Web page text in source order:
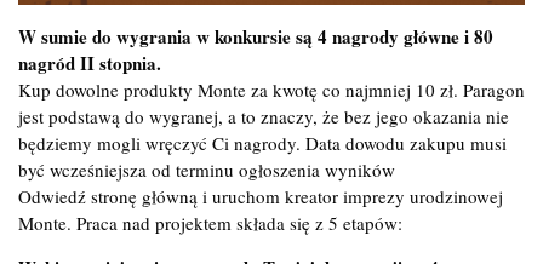
W sumie do wygrania w konkursie są 4 nagrody główne i 80
nagród II stopnia.
Kup dowolne produkty Monte za kwotę co najmniej 10 zł. Paragon
jest podstawą do wygranej, a to znaczy, że bez jego okazania nie
będziemy mogli wręczyć Ci nagrody. Data dowodu zakupu musi
być wcześniejsza od terminu ogłoszenia wyników
Odwiedź stronę główną i uruchom kreator imprezy urodzinowej
Monte. Praca nad projektem składa się z 5 etapów: